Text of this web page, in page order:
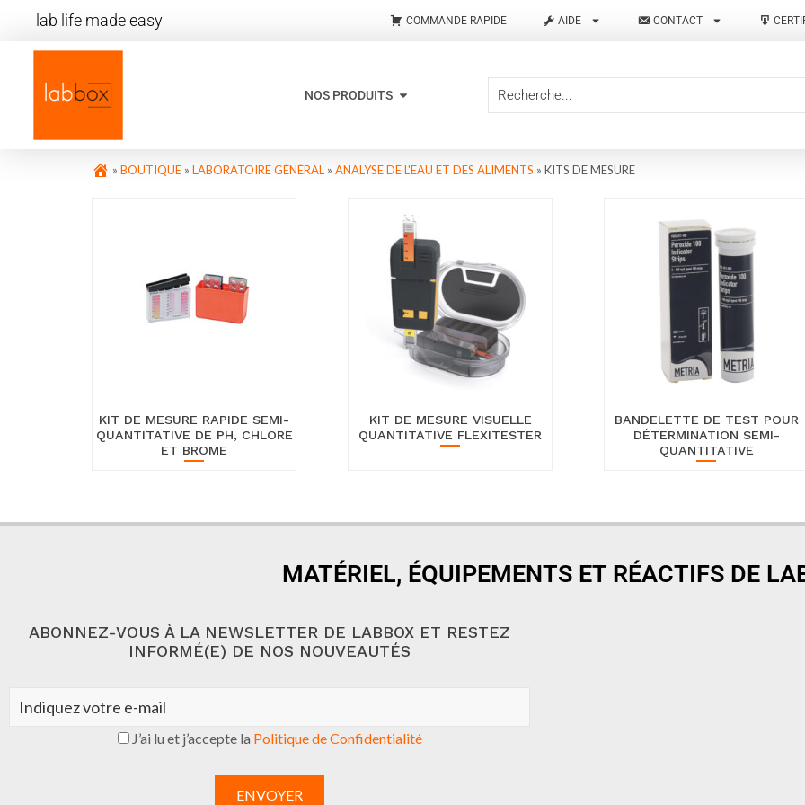
lab life made easy COMMANDE RAPIDE AIDE CONTACT
NOS PRODUITS
» BOUTIQUE » LABORATOIRE GÉNÉRAL » ANALYSE DE L'EAU ET DES ALIMENTS » KITS DE MESURE
KIT DE MESURE RAPIDE SEMI-
QUANTITATIVE DE PH, CHLORE
ET BROME
KIT DE MESURE VISUELLE
QUANTITATIVE FLEXITESTER
BANDELETTE DE TEST POUR
DÉTERMINATION SEMI-
QUANTITATIVE
MATÉRIEL, ÉQUIPEMENTS ET RÉACTIFS DE
ABONNEZ-VOUS À LA NEWSLETTER DE LABBOX ET RESTEZ
INFORMÉ(E) DE NOS NOUVEAUTÉS
J’ai lu et j’accepte la Politique de Confidentialité